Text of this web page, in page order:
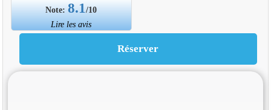
Note:8.1/10
Lire les avis